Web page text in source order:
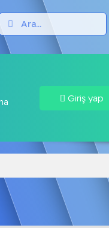
Test Çöz
Giriş yap